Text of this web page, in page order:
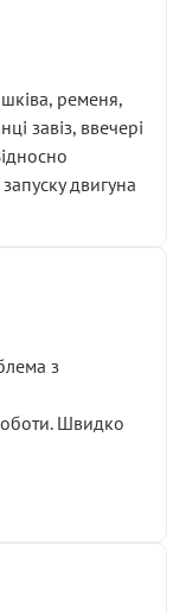
ременя,
завіз, ввечері
двигуна
з
Швидко